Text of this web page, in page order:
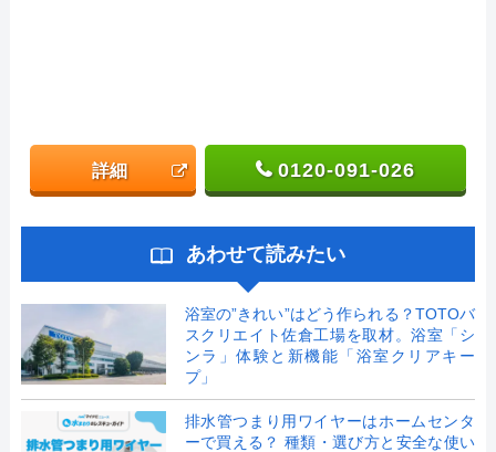
詳細 0120-091-026
あわせて読みたい
浴室の”きれい”はどう作られる？TOTOバ
スクリエイト佐倉工場を取材。浴室「シ
ンラ」体験と新機能「浴室クリアキー
プ」
排水管つまり用ワイヤーはホームセンタ
ーで買える？ 種類・選び方と安全な使い